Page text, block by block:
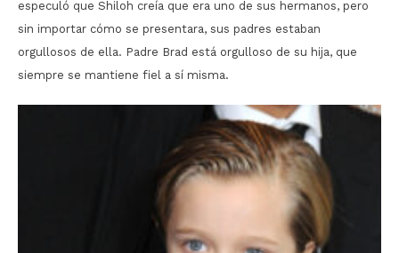
especuló que Shiloh creía que era uno de sus hermanos, pero
sin importar cómo se presentara, sus padres estaban
orgullosos de ella. Padre Brad está orgulloso de su hija, que
siempre se mantiene fiel a sí misma.